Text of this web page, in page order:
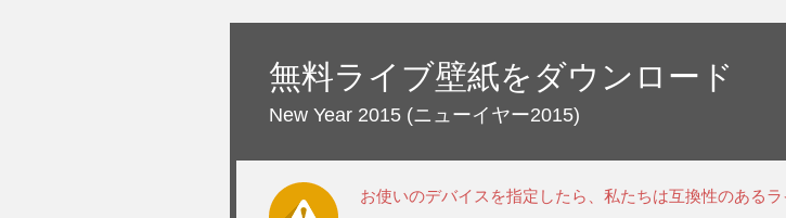
無料ライブ壁紙をダウンロード
New Year 2015 (ニューイヤー2015)
お使いのデバイスを指定したら、私たちは互換性のある